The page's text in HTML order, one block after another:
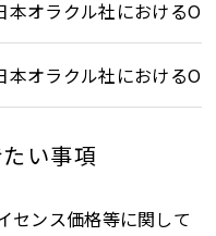
本オラクル社における
本オラクル社における
い事項
センス価格等に関して